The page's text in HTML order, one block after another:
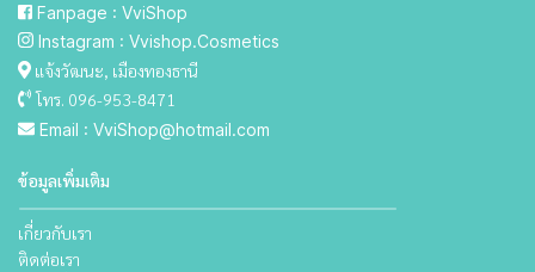
Fanpage : VviShop
Instagram : Vvishop.Cosmetics
แจ้งวัฒนะ, เมืองทองธานี
โทร. 096-953-8471
Email : VviShop@hotmail.com
ข้อมูลเพิ่มเติม
เกี่ยวกับเรา
ติดต่อเรา